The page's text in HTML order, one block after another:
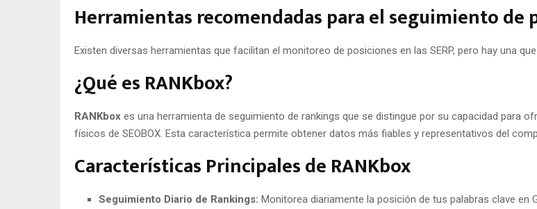
Herramientas recomendadas para el seguimiento de
Existen diversas herramientas que facilitan el monitoreo de posiciones en las SERP, pero hay una
¿Qué es RANKbox?
RANKbox es una herramienta de seguimiento de rankings que se distingue por su capacidad para
físicos de SEOBOX. Esta característica permite obtener datos más fiables y representativos del
Características Principales de RANKbox
Seguimiento Diario de Rankings: Monitorea diariamente la posición de tus palabras clave